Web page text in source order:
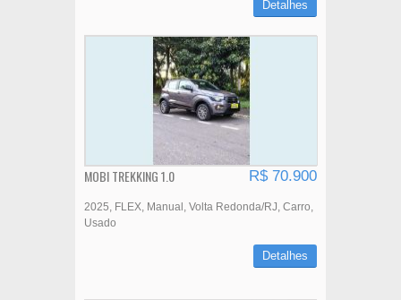
Detalhes
MOBI TREKKING 1.0 R$ 70.900
2025 FLEX Manual Volta Redonda/RJ Carro
Usado
Detalhes